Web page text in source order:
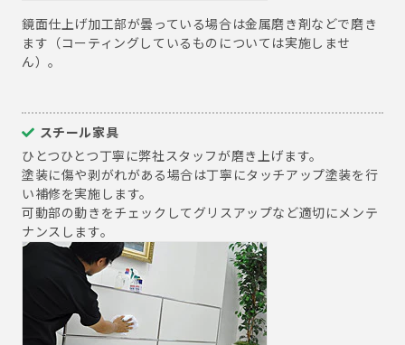
鏡面仕上げ加工部が曇っている場合は金属磨き剤などで磨き
ます（コーティングしているものについては実施しませ
ん）。
スチール家具
ひとつひとつ丁寧に弊社スタッフが磨き上げます。
塗装に傷や剥がれがある場合は丁寧にタッチアップ塗装を行
い補修を実施します。
可動部の動きをチェックしてグリスアップなど適切にメンテ
ナンスします。